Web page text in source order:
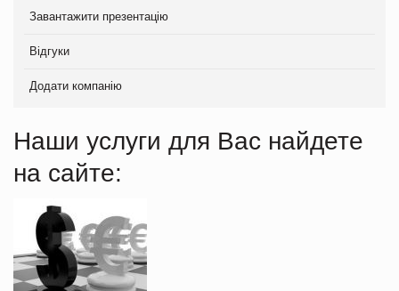
Завантажити презентацію
Відгуки
Додати компанію
Наши услуги для Вас найдете
на сайте: